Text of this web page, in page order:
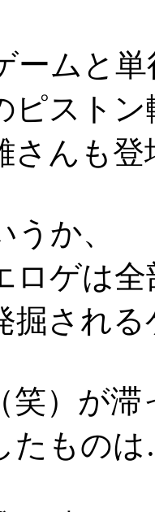
ームと
ストン
さんも登
か、
ロゲは
掘され
笑）が
たもの